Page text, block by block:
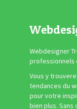
Webdesigner
professionnels
Vous y
tendances du
pour votre
bien plus.